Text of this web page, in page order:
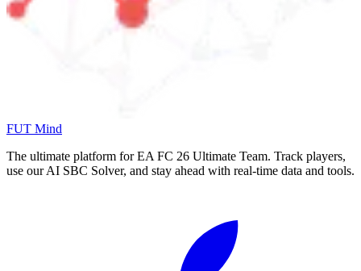
FUT Mind
The ultimate platform for EA FC 26 Ultimate Team. Track players,
use our AI SBC Solver, and stay ahead with real-time data and tools.